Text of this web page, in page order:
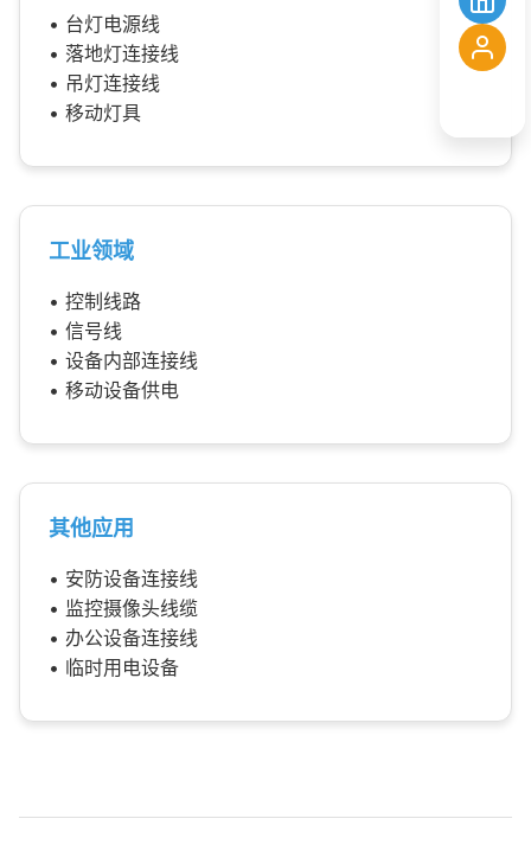
• 台灯电源线
• 落地灯连接线
• 吊灯连接线
• 移动灯具
工业领域
• 控制线路
• 信号线
• 设备内部连接线
• 移动设备供电
其他应用
• 安防设备连接线
• 监控摄像头线缆
• 办公设备连接线
• 临时用电设备